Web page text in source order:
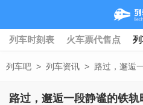
列车时刻表 火车票代售点
列车吧 > 列车资讯 > 路过，邂逅
路过，邂逅一段静谧的铁轨